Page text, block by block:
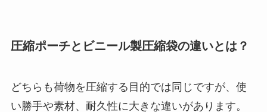
圧縮ポーチとビニール製圧縮袋の違いとは？
どちらも荷物を圧縮する目的では同じですが、使
い勝手や素材、耐久性に大きな違いがあります。